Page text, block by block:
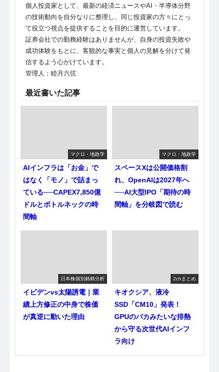
個人投資家として、最新の経済ニュースやAI・半導体分野
の技術動向を自分なりに整理し、同じ投資家の方々にとっ
て役立つ視点を提供することを目的に運営しています。
証券会社での勤務経験はありませんが、自身の投資失敗や
成功体験をもとに、客観的な事実と個人の見解を分けて発
信するよう心がけています。
管理人：睦月六弦
最近書いた記事
マクロ・地政学
AIインフラは「お金」で
はなく「モノ」で詰まっ
ている──CAPEX7,850億
ドルとボトルネックの時
間軸
マクロ・地政学
スペースXは公開価格割
れ、OpenAIは2027年へ
──AI大型IPO「期待の時
間軸」を分岐図で読む
日本株個別銘柄分析
イビデンvs太陽誘電｜業
績上方修正の中身で株価
が真逆に動いた理由
2chまとめ
キオクシア、液冷
SSD「CM10」発表！
GPUのバカみたいな排熱
から守る次世代AIインフ
ラ向け